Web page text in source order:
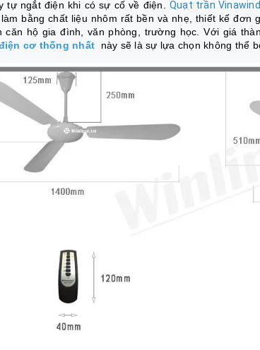
tự ngắt điện khi có sự cố về điện. Quạt trần
bằng chất liệu nhôm rất bền và nhẹ, thiết kế đơn
căn hộ gia đình, văn phòng, trường học. Với giá
cơ thống nhất
này sẽ là sự lựa chọn không thể